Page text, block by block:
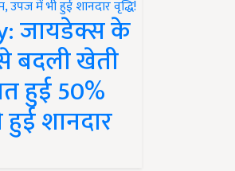
जायडेक्स के
बदली खेती
हुई 50%
शानदार